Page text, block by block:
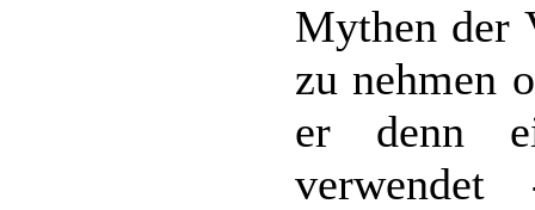
Mythen der
zu nehmen
er denn